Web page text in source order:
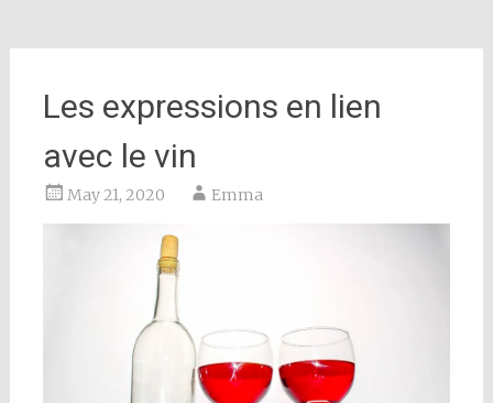
Les expressions en lien
avec le vin
May 21, 2020 Emma